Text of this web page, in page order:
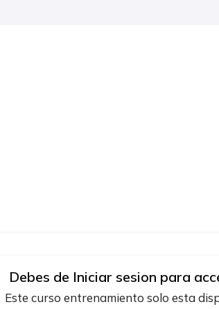
Debes de Iniciar sesion para
Este curso entrenamiento solo esta